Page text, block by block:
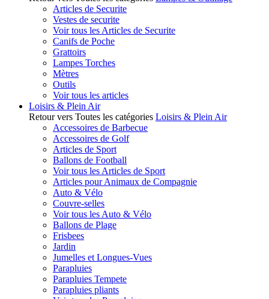
Articles de Securite
Vestes de securite
Voir tous les Articles de Securite
Canifs de Poche
Grattoirs
Lampes Torches
Mètres
Outils
Voir tous les articles
Loisirs & Plein Air
Retour vers Toutes les catégories Loisirs & Plein Air
Accessoires de Barbecue
Accessoires de Golf
Articles de Sport
Ballons de Football
Voir tous les Articles de Sport
Articles pour Animaux de Compagnie
Auto & Vélo
Couvre-selles
Voir tous les Auto & Vélo
Ballons de Plage
Frisbees
Jardin
Jumelles et Longues-Vues
Parapluies
Parapluies Tempete
Parapluies pliants